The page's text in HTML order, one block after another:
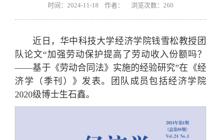
时间：2024-11-18 作者： 浏览次数： 260
近日，华中科技大学经济学院钱雪松教授团
队论文“加强劳动保护提高了劳动收入份额吗？
——基于《劳动合同法》实施的经验研究”在《经
济学（季刊）》发表。团队成员包括经济学院
2020级博士生石鑫。